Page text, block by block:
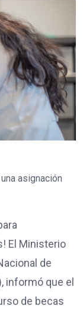
asignación
El Ministerio
de
informó que el
de becas